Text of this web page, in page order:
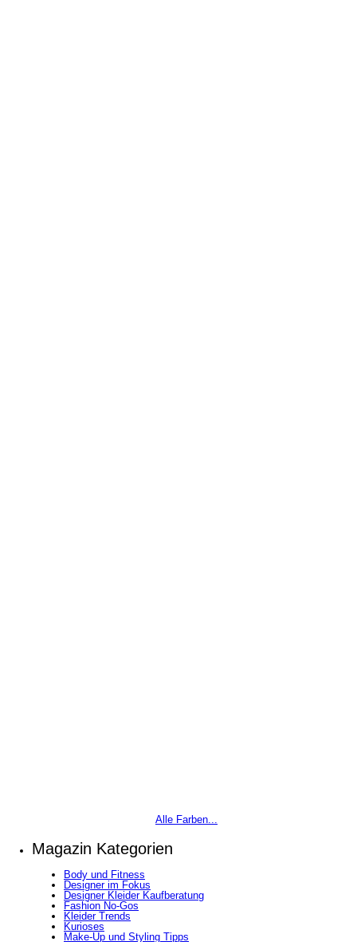
Alle Farben...
Magazin Kategorien
Body und Fitness
Designer im Fokus
Designer Kleider Kaufberatung
Fashion No-Gos
Kleider Trends
Kurioses
Make-Up und Styling Tipps